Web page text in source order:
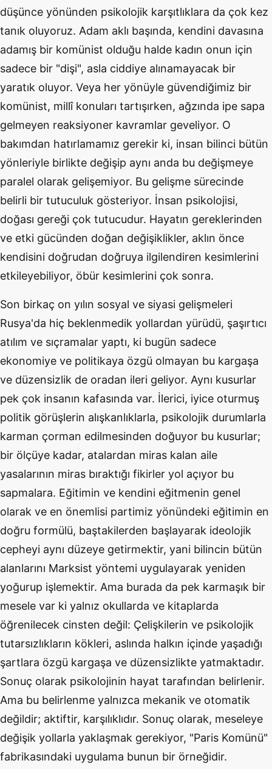
düşünce yönünden psikolojik karşıtlıklara da çok kez
tanık oluyoruz. Adam aklı başında, kendini davasına
adamış bir komünist olduğu halde kadın onun için
sadece bir "dişi", asla ciddiye alınamayacak bir
yaratık oluyor. Veya her yönüyle güvendiğimiz bir
komünist, millî konuları tartışırken, ağzında ipe sapa
gelmeyen reaksiyoner kavramlar geveliyor. O
bakımdan hatırlamamız gerekir ki, insan bilinci bütün
yönleriyle birlikte değişip aynı anda bu değişmeye
paralel olarak gelişemiyor. Bu gelişme sürecinde
belirli bir tutuculuk gösteriyor. İnsan psikolojisi,
doğası gereği çok tutucudur. Hayatın gereklerinden
ve etki gücünden doğan değişiklikler, aklın önce
kendisini doğrudan doğruya ilgilendiren kesimlerini
etkileyebiliyor, öbür kesimlerini çok sonra.
Son birkaç on yılın sosyal ve siyasi gelişmeleri
Rusya'da hiç beklenmedik yollardan yürüdü, şaşırtıcı
atılım ve sıçramalar yaptı, ki bugün sadece
ekonomiye ve politikaya özgü olmayan bu kargaşa
ve düzensizlik de oradan ileri geliyor. Aynı kusurlar
pek çok insanın kafasında var. İlerici, iyice oturmuş
politik görüşlerin alışkanlıklarla, psikolojik durumlarla
karman çorman edilmesinden doğuyor bu kusurlar;
bir ölçüye kadar, atalardan miras kalan aile
yasalarının miras bıraktığı fikirler yol açıyor bu
sapmalara. Eğitimin ve kendini eğitmenin genel
olarak ve en önemlisi partimiz yönündeki eğitimin en
doğru formülü, baştakilerden başlayarak ideolojik
cepheyi aynı düzeye getirmektir, yani bilincin bütün
alanlarını Marksist yöntemi uygulayarak yeniden
yoğurup işlemektir. Ama burada da pek karmaşık bir
mesele var ki yalnız okullarda ve kitaplarda
öğrenilecek cinsten değil: Çelişkilerin ve psikolojik
tutarsızlıkların kökleri, aslında halkın içinde yaşadığı
şartlara özgü kargaşa ve düzensizlikte yatmaktadır.
Sonuç olarak psikolojinin hayat tarafından belirlenir.
Ama bu belirlenme yalnızca mekanik ve otomatik
değildir; aktiftir, karşılıklıdır. Sonuç olarak, meseleye
değişik yollarla yaklaşmak gerekiyor, "Paris Komünü"
fabrikasındaki uygulama bunun bir örneğidir.